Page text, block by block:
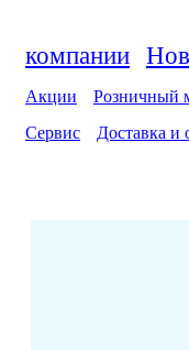
компании
Акции Розничный
Сервис
Доставка и